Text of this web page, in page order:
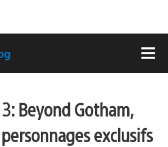
Beyond Gotham,
exclusifs